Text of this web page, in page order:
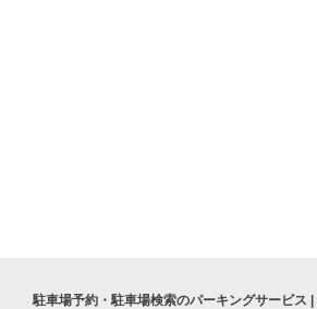
駐車場予約・駐車場検索のパーキングサービス